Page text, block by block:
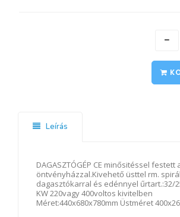
Leírás
DAGASZTÓGÉP CE minősitéssel festett
öntvényházzal.Kivehető üsttel rm.
dagasztókarral és edénnyel űrtart.:32/
KW 220vagy 400voltos kivitelben
Méret:440x680x780mm Üstméret